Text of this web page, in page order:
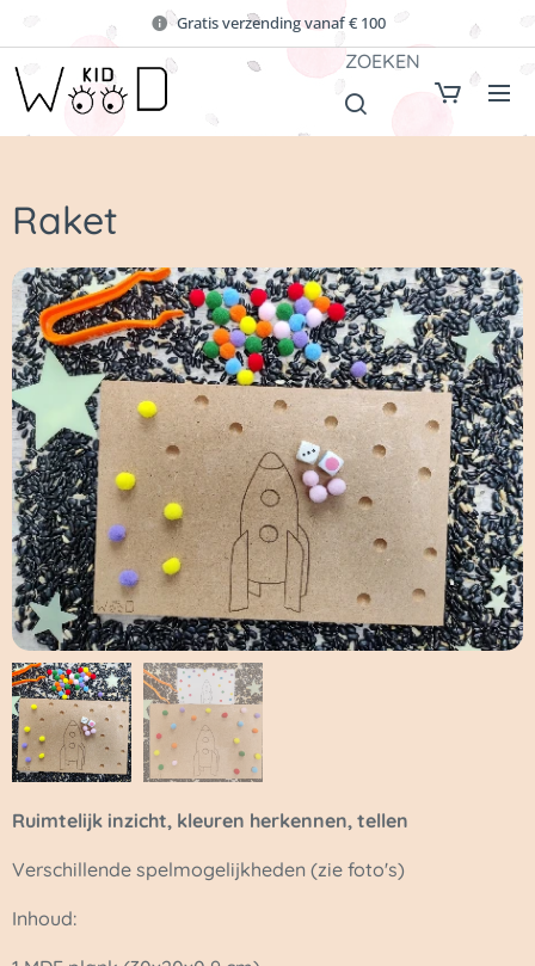
Gratis verzending vanaf € 100
ZOEKEN
Raket
Ruimtelijk inzicht, kleuren herkennen, tellen
Verschillende spelmogelijkheden (zie foto's)
Inhoud: